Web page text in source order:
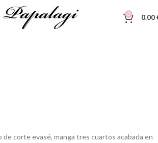
0 0.00
corte evasé, manga tres cuartos acabada en